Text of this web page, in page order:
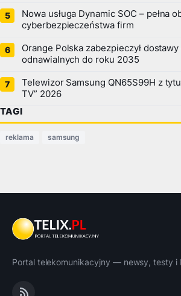
Nowa usługa Dynamic SOC – pełna
cyberbezpieczeństwa firm
Orange Polska zabezpieczył
odnawialnych do roku 2035
Telewizor Samsung QN65S99H z
TV” 2026
TAGI
reklama samsung
Portal telekomunikacyjny — newsy, testy i